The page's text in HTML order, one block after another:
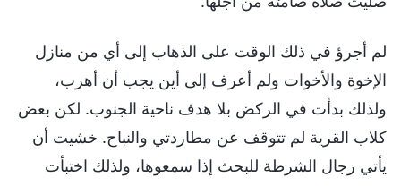
لم أجرؤ في ذلك الوقت على الذهاب إلى أي من منازل
الإخوة والأخوات ولم أعرف إلى أين يجب أن أهرب،
ولذلك بدأت في الركض بلا هدف ناحية الجنوب. لكن بعض
كلاب القرية لم تتوقف عن مطاردتي والنباح. خشيت أن
يأتي رجال الشرطة للبحث إذا سمعوها، ولذلك اختبأت